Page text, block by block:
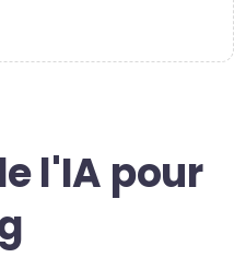
l'IA pour